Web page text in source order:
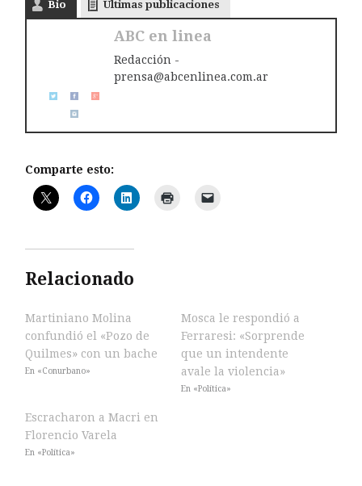
Bio Últimas publicaciones
ABC en linea
Redacción -
prensa@abcenlinea.com.ar
Comparte esto:
Relacionado
Martiniano Molina
confundió el «Pozo de
Quilmes» con un bache
En «Conurbano»
Mosca le respondió a
Ferraresi: «Sorprende
que un intendente
avale la violencia»
En «Política»
Escracharon a Macri en
Florencio Varela
En «Política»